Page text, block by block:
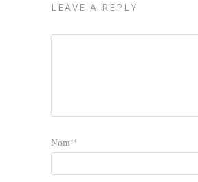
LEAVE A REPLY
Nom*